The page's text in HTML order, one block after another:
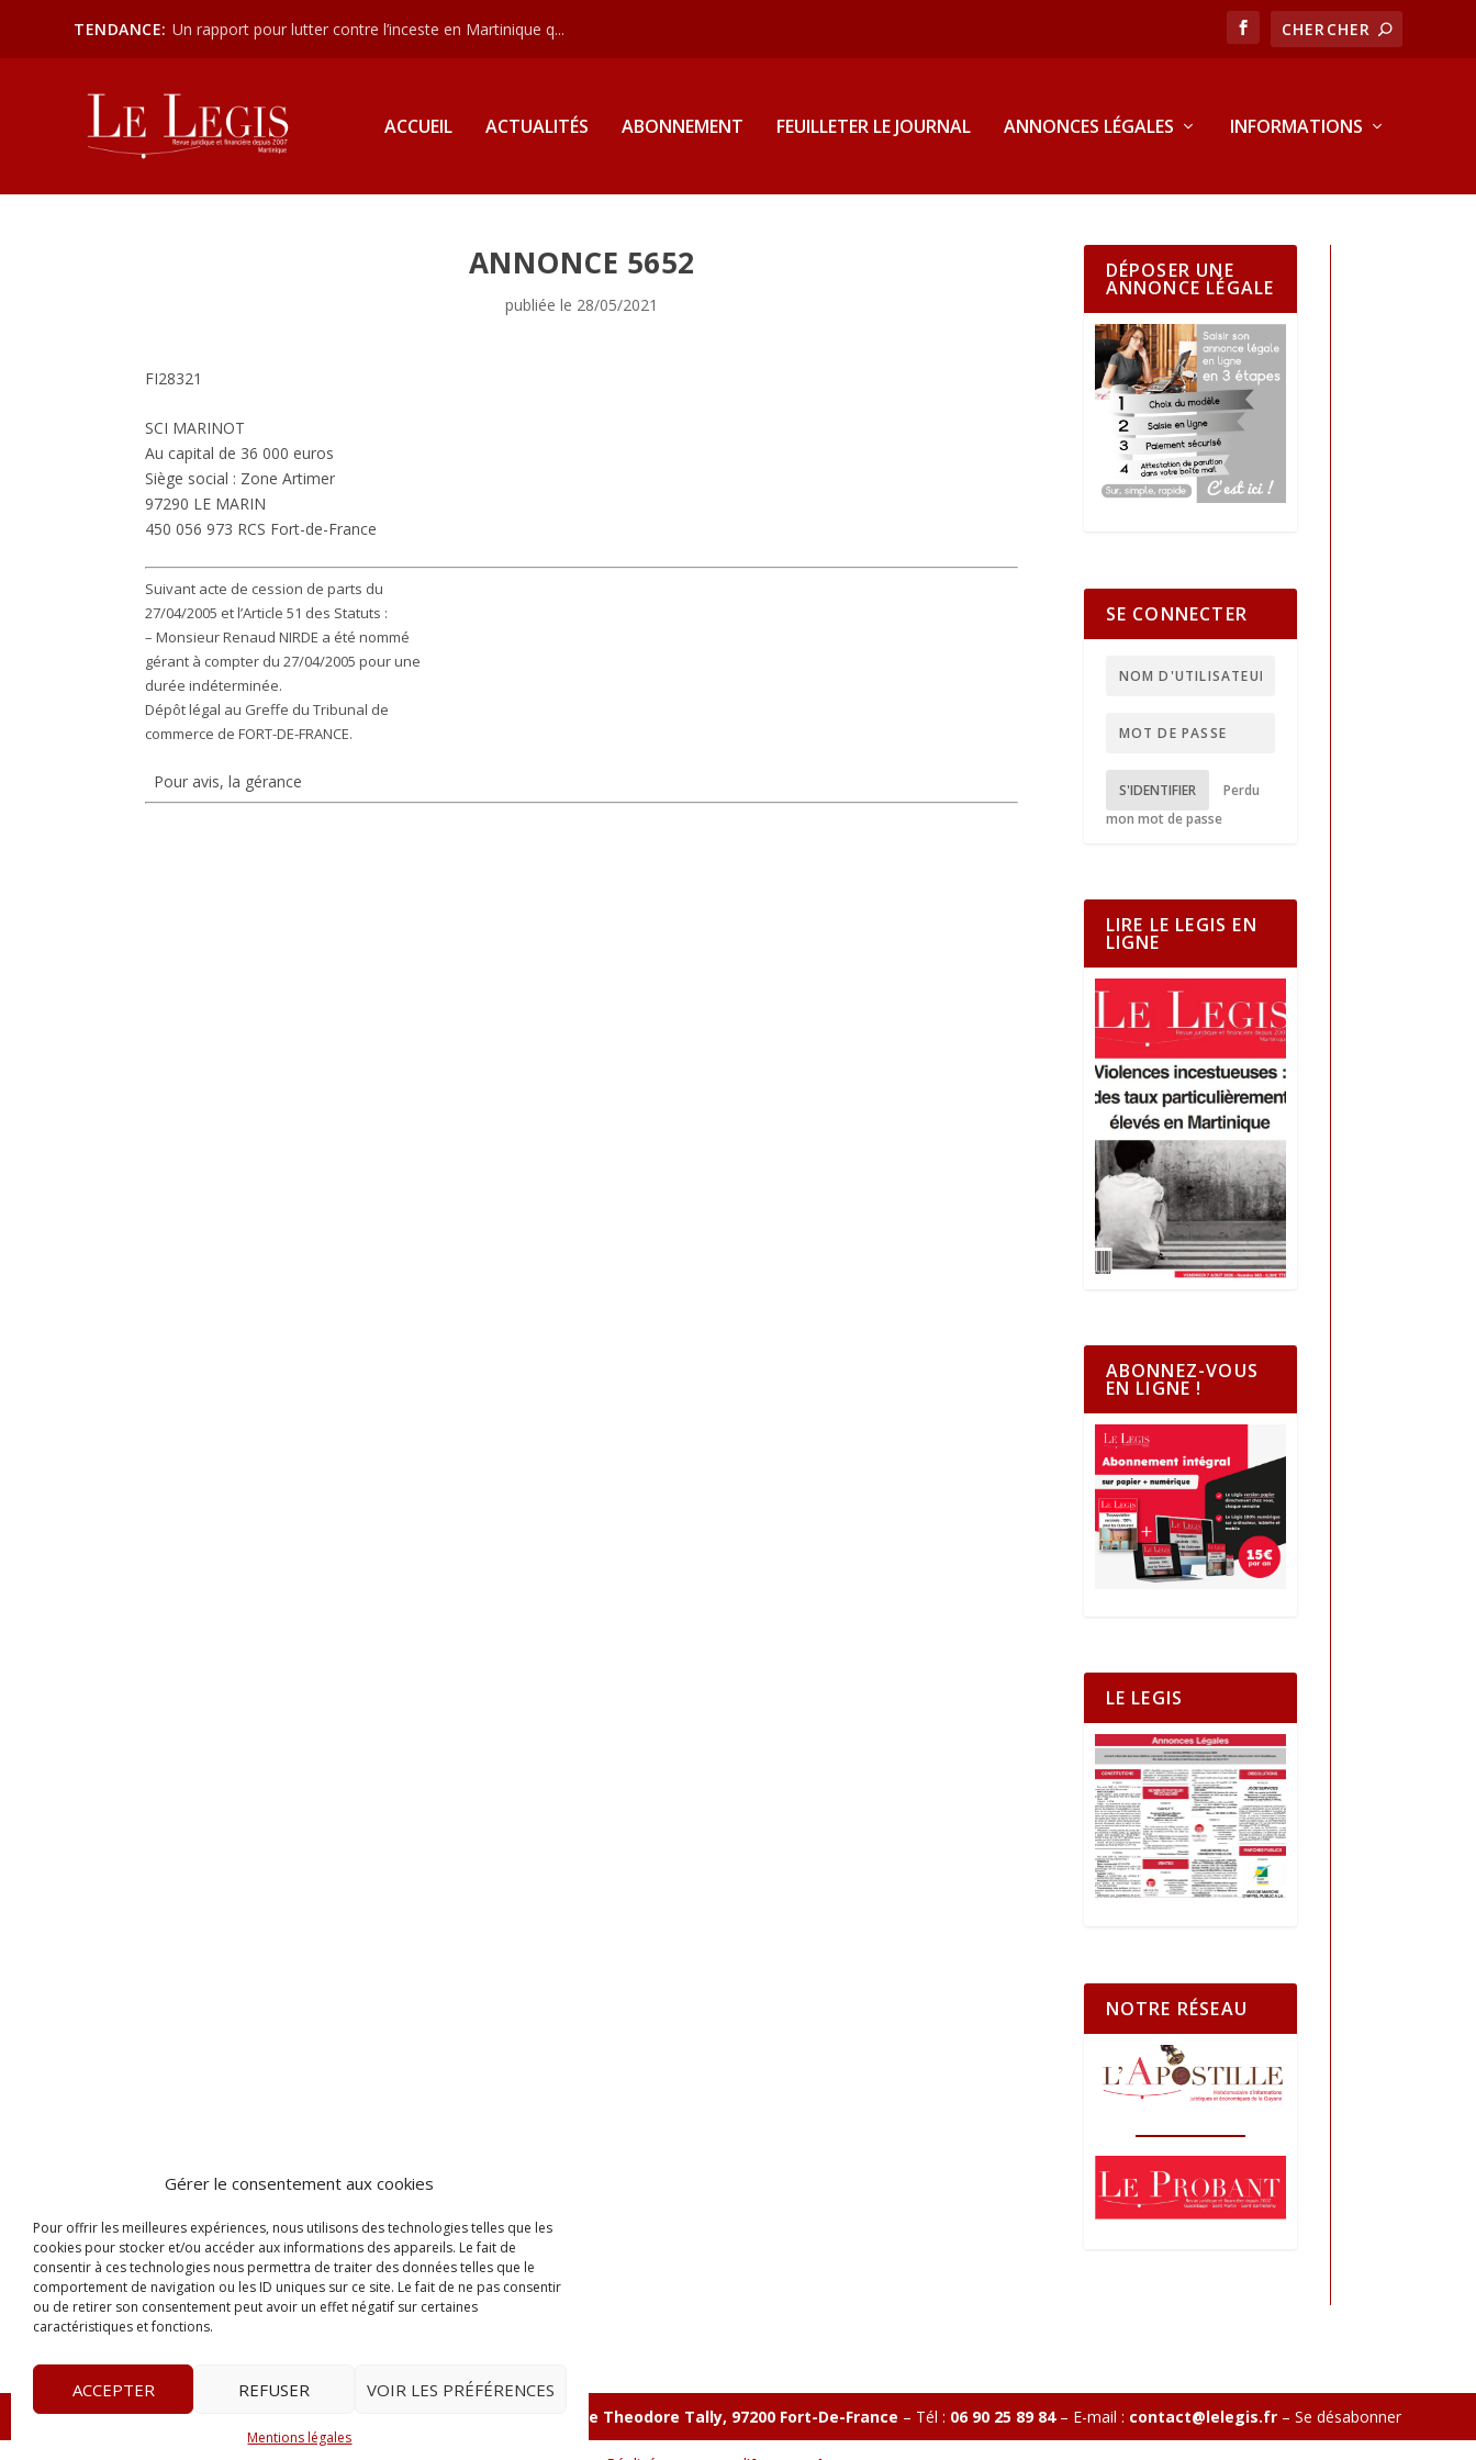
Gérer le consentement aux cookies
Pour offrir les meilleures expériences, nous utilisons des technologies telles que les
cookies pour stocker et/ou accéder aux informations des appareils. Le fait de
consentir à ces technologies nous permettra de traiter des données telles que le
comportement de navigation ou les ID uniques sur ce site. Le fait de ne pas consentir
ou de retirer son consentement peut avoir un effet négatif sur certaines
caractéristiques et fonctions.
ACCEPTER REFUSER VOIR LES PRÉFÉRENCES
Mentions légales
TENDANCE: Un rapport pour lutter contre l’inceste en Martinique q...
ACCUEIL ACTUALITÉS ABONNEMENT FEUILLETER LE JOURNAL ANNONCES LÉGALES INFORMATIONS
ANNONCE 5652
publiée le 28/05/2021
FI28321
SCI MARINOT
Au capital de 36 000 euros
Siège social : Zone Artimer
97290 LE MARIN
450 056 973 RCS Fort-de-France
Suivant acte de cession de parts du
27/04/2005 et l’Article 51 des Statuts :
– Monsieur Renaud NIRDE a été nommé
gérant à compter du 27/04/2005 pour une
durée indéterminée.
Dépôt légal au Greffe du Tribunal de
commerce de FORT-DE-FRANCE.
Pour avis, la gérance
DÉPOSER UNE
ANNONCE LÉGALE
SE CONNECTER
S'IDENTIFIER
Perdu
mon mot de passe
LIRE LE LEGIS EN
LIGNE
ABONNEZ-VOUS
EN LIGNE !
LE LEGIS
NOTRE RÉSEAU
© 2023Le Legis Zone Franche Cité Dillon 365 B rue Theodore Tally, 97200 Fort-De-France – Tél : 06 90 25 89 84– E-mail : contact@lelegis.fr– Se désabonner